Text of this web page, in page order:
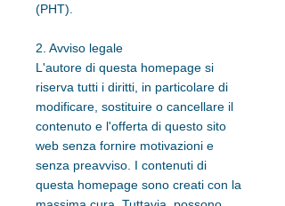
(PHT).
2. Avviso legale
L'autore di questa homepage si
riserva tutti i diritti, in particolare di
modificare, sostituire o cancellare il
contenuto e l'offerta di questo sito
web senza fornire motivazioni e
senza preavviso. I contenuti di
questa homepage sono creati con la